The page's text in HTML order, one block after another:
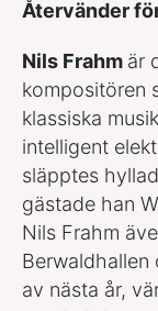
Återvänder
Nils Frahm är
kompositören
klassiska
intelligent
släpptes
gästade han
Nils Frahm
Berwaldhallen
av nästa år,